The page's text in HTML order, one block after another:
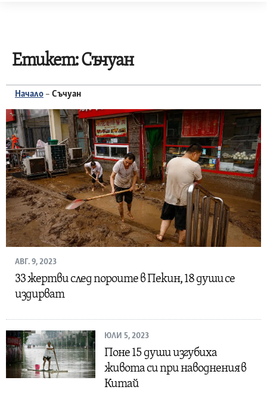
Етикет:Съчуан
Начало – Съчуан
АВГ. 9, 2023
33 жертви след пороите в Пекин, 18 души се
издирват
ЮЛИ 5, 2023
Поне 15 души изгубиха
живота си при наводнения в
Китай